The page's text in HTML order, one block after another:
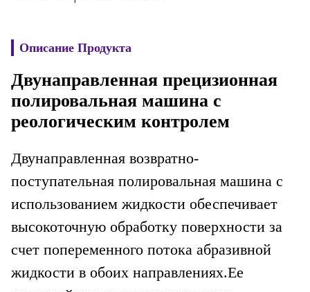
Описание Продукта
Двунаправленная прецизионная
полировальная машина с
реологическим контролем
Двунаправленная возвратно-
поступательная полировальная машина с
использованием жидкости обеспечивает
высокоточную обработку поверхности за
счет попеременного потока абразивной
жидкости в обоих направлениях.Ее